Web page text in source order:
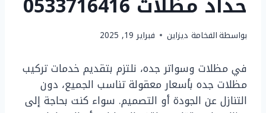
بواسطةالفخامة ديزاين فبراير 19, 2025
في مظلات وسواتر جده، نلتزم بتقديم خدمات تركيب
مظلات جده بأسعار معقولة تناسب الجميع، دون
التنازل عن الجودة أو التصميم. سواء كنت بحاجة إلى